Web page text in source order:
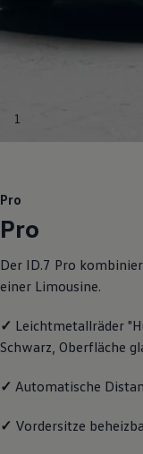
Über Ihr
Live
1
Pro
Pro
Der ID.7 Pro
einer Limousine.
✓ Leichtmetallräder
Schwarz, Oberfläche
✓ Automatische
✓ Vordersitze